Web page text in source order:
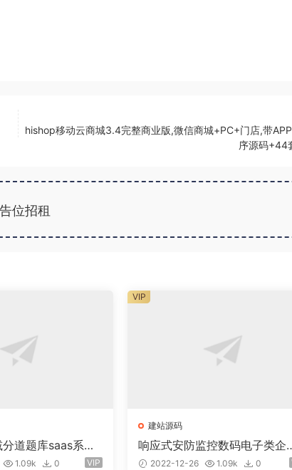
hishop移动云商城3.4完整商业版,微信商城+PC+门店,带
序源码+44
位招租
道题库saas系统
程序+前端
1.09k 0 VIP
建站源码
响应式安防监控数码电子类企
网站eyoucms易优模板
2022-12-26 1.09k 0
VIP